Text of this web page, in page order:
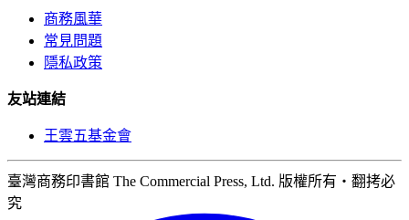
商務風華
常見問題
隱私政策
友站連結
王雲五基金會
臺灣商務印書館 The Commercial Press, Ltd. 版權所有‧翻拷必
究